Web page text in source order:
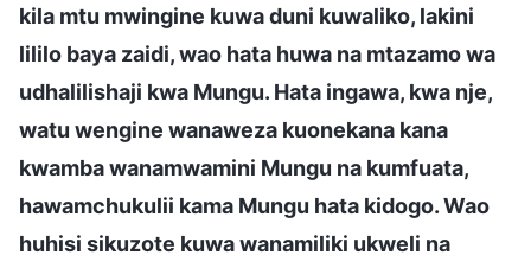
kila mtu mwingine kuwa duni kuwaliko, lakini
lililo baya zaidi, wao hata huwa na mtazamo wa
udhalilishaji kwa Mungu. Hata ingawa, kwa nje,
watu wengine wanaweza kuonekana kana
kwamba wanamwamini Mungu na kumfuata,
hawamchukulii kama Mungu hata kidogo. Wao
huhisi sikuzote kuwa wanamiliki ukweli na